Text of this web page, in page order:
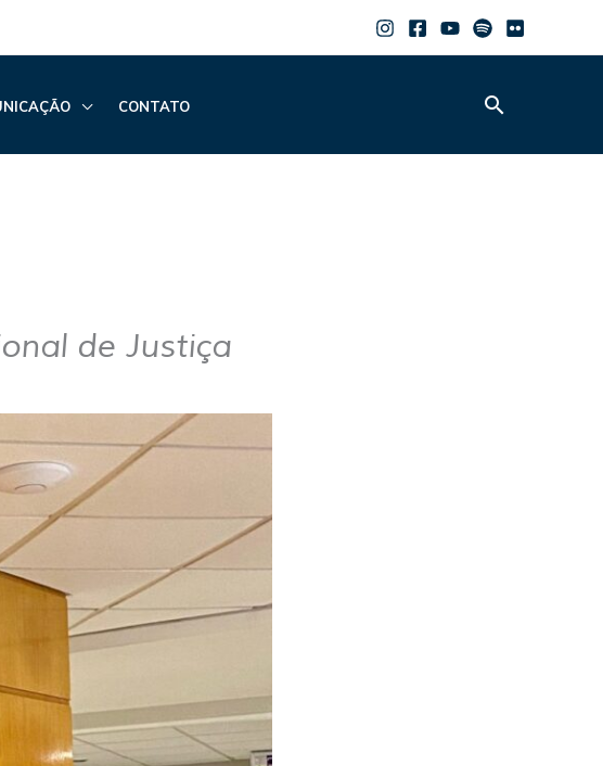
CONTATO Pesquisar
de Justiça